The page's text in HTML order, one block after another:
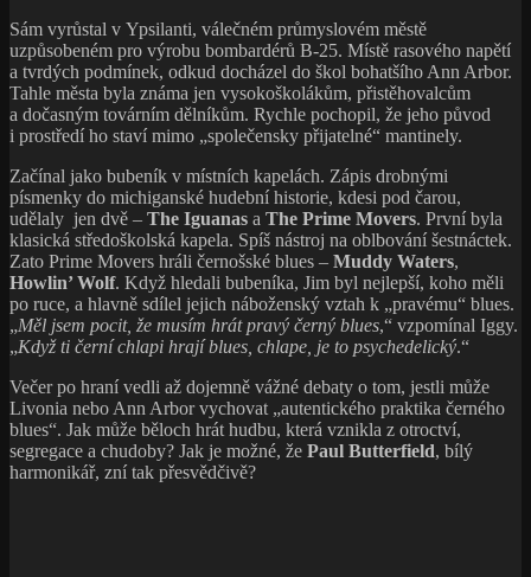
Sám vyrůstal v Ypsilanti, válečném průmyslovém městě
uzpůsobeném pro výrobu bombardérů B-25. Místě rasového napětí
a tvrdých podmínek, odkud docházel do škol bohatšího Ann Arbor.
Tahle města byla známa jen vysokoškolákům, přistěhovalcům
a dočasným továrním dělníkům. Rychle pochopil, že jeho původ
i prostředí ho staví mimo „společensky přijatelné“ mantinely.
Začínal jako bubeník v místních kapelách. Zápis drobnými
písmenky do michiganské hudební historie, kdesi pod čarou,
udělaly jen dvě – The Iguanas a The Prime Movers. První byla
klasická středoškolská kapela. Spíš nástroj na oblbování šestnáctek.
Zato Prime Movers hráli černošské blues – Muddy Waters,
Howlin’ Wolf. Když hledali bubeníka, Jim byl nejlepší, koho měli
po ruce, a hlavně sdílel jejich náboženský vztah k „pravému“ blues.
„Měl jsem pocit, že musím hrát pravý černý blues,“ vzpomínal Iggy.
„Když ti černí chlapi hrají blues, chlape, je to psychedelický.“
Večer po hraní vedli až dojemně vážné debaty o tom, jestli může
Livonia nebo Ann Arbor vychovat „autentického praktika černého
blues“. Jak může běloch hrát hudbu, která vznikla z otroctví,
segregace a chudoby? Jak je možné, že Paul Butterfield, bílý
harmonikář, zní tak přesvědčivě?